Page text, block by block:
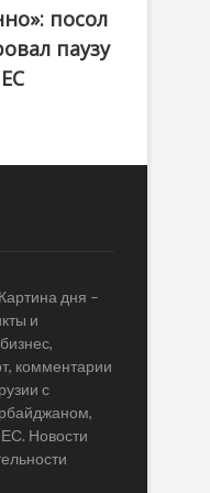
посол
паузу
дня –
и
комментарии
с
Новости